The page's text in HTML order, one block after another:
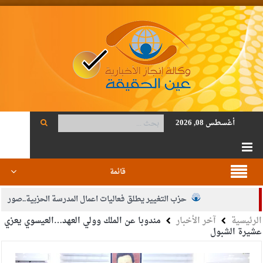
أغسطس 08, 2026
قائمة
حزب التغيير يطلق فعاليات اعمال المدرسة الحزبية..صور
الجيش يفتح باب التجنيد لحملة البكالوريوس في الحقوق والقانون
الرئيسية آخر الأخبار مندوبا عن الملك وولي العهد…العيسوي يعزي
عشيرة الشبول